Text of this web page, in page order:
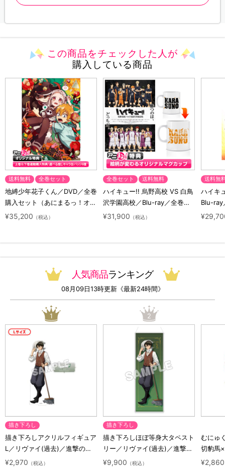
この商品をチェックした人が
購入している商品
送料無料 全巻セット
地縛少年花子くん／DVD／全巻
購入セット（あにまるっ！オリ
ジナル特典付き・送料無料）
¥35,200 （税込）
全巻セット 送料無料
ハイキュー!! 烏野高校 VS 白鳥
沢学園高校／Blu-ray／全巻セ
ット（初回生産限定・アニまる
¥31,900 （税込）
送料無
ハイキ
Blu-ray
ト（初
人気商品ランキング
08月09日13時更新《最新24時間》
1
描き下ろし
描き下ろしアクリルフィギュア
L／リヴァイ(過去)／進撃の巨
人 10 Years Journey
¥2,970 （税込）
2
描き下ろし
描き下ろしほぼ等身大タペスト
リー／リヴァイ(過去)／進撃の
巨人 10 Years Journey
¥9,900 （税込）
むにゅ
切豹馬
ロック
¥2,860